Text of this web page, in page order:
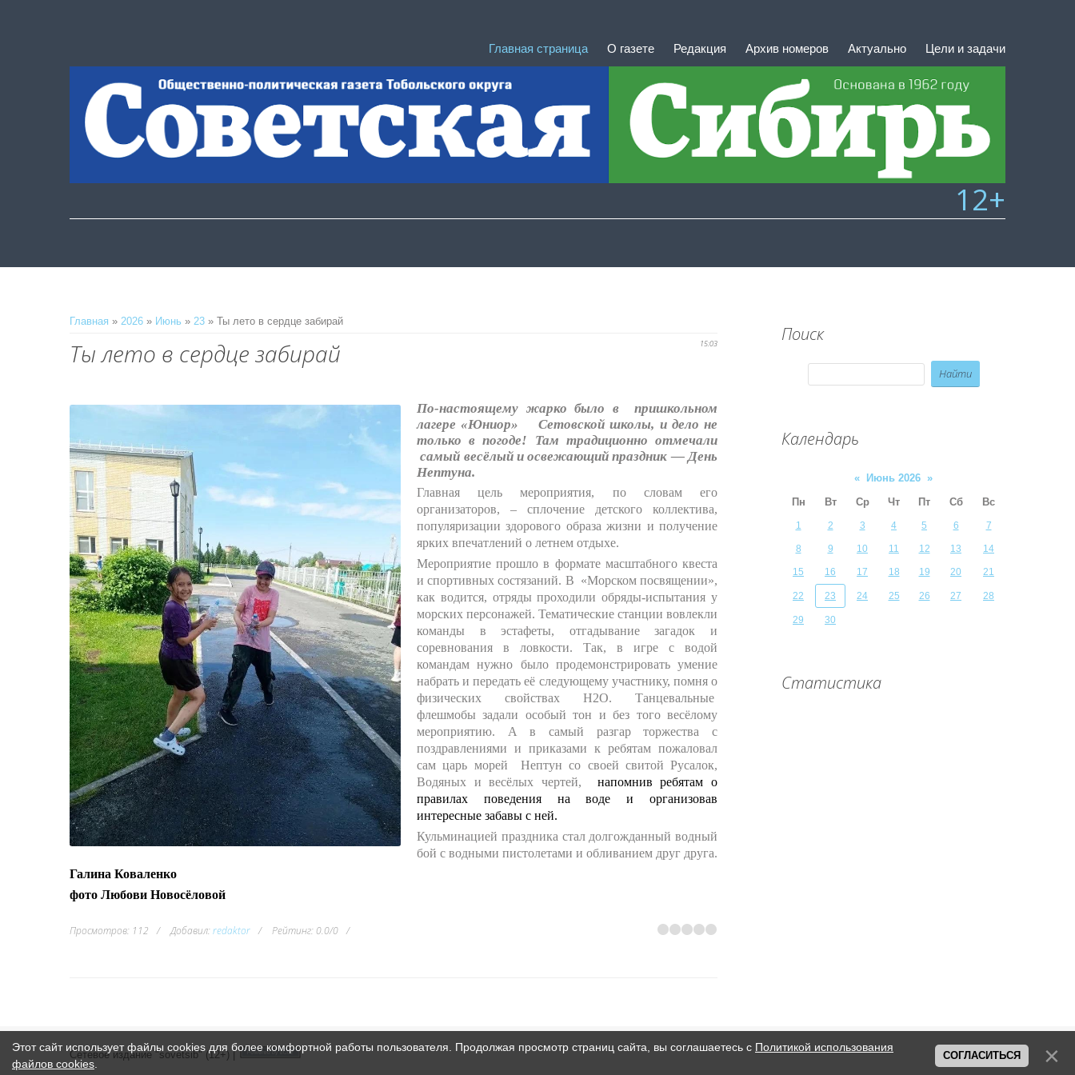
Главная страница О газете Редакция Архив номеров Актуально Цели и задачи
12+
Главная » 2026 » Июнь » 23 » Ты лето в сердце забирай
15:03
Ты лето в сердце забирай
По-настоящему жарко было в пришкольном
лагере «Юниор» Сетовской школы, и дело не
только в погоде! Там традиционно отмечали
самый весёлый и освежающий праздник — День
Нептуна.
Главная цель мероприятия, по словам его
организаторов, – сплочение детского коллектива,
популяризации здорового образа жизни и получение
ярких впечатлений о летнем отдыхе.
Мероприятие прошло в формате масштабного квеста
и спортивных состязаний. В «Морском посвящении»,
как водится, отряды проходили обряды-испытания у
морских персонажей. Тематические станции вовлекли
команды в эстафеты, отгадывание загадок и
соревнования в ловкости. Так, в игре с водой
командам нужно было продемонстрировать умение
набрать и передать её следующему участнику, помня о
физических свойствах H2O. Танцевальные
флешмобы задали особый тон и без того весёлому
мероприятию. А в самый разгар торжества с
поздравлениями и приказами к ребятам пожаловал
сам царь морей Нептун со своей свитой Русалок,
Водяных и весёлых чертей,
напомнив ребятам о
правилах поведения на воде и организовав
интересные забавы с ней.
Кульминацией праздника стал долгожданный водный
бой с водными пистолетами и обливанием друг друга.
Галина Коваленко
фото Любови Новосёловой
Просмотров: 112 Добавил:redaktor Рейтинг: 0.0/0
Поиск
Календарь
« Июнь 2026 »
Пн
Вт Ср Чт Пт Сб Вс
1 2 3 4 5 6 7
8 9 10 11 12 13 14
15 16 17 18 19 20 21
22 23 24 25 26 27 28
29 30
Статистика
Сетевое издание "sovetsib" (12+) |
Этот сайт использует файлы cookies для более комфортной работы пользователя. Продолжая просмотр страниц сайта, вы соглашаетесь с Политикой использования
файлов cookies
СОГЛАСИТЬСЯ